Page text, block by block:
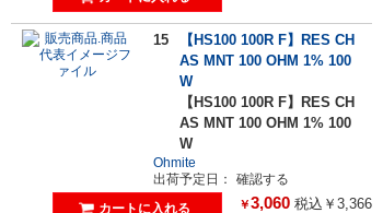
15
【HS100 100R F】RES CH
AS MNT 100 OHM 1% 100
W
【HS100 100R F】RES CH
AS MNT 100 OHM 1% 100
W
Ohmite
出荷予定日：
確認する
￥3,060 税込￥3,366